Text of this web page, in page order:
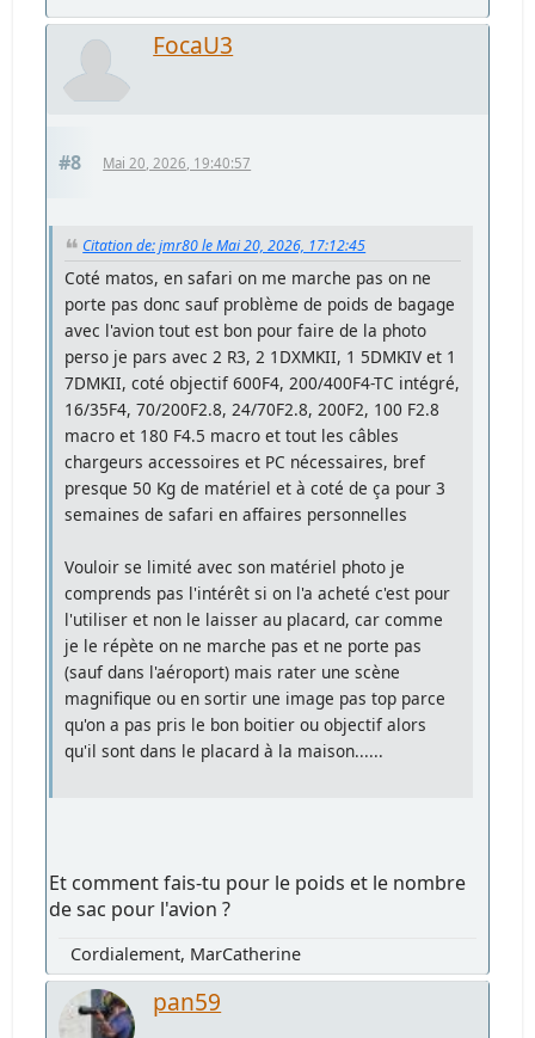
FocaU3
#8 Mai 20, 2026, 19:40:57
Citation de: jmr80 le Mai 20, 2026, 17:12:45
Coté matos, en safari on me marche pas on ne
porte pas donc sauf problème de poids de bagage
avec l'avion tout est bon pour faire de la photo
perso je pars avec 2 R3, 2 1DXMKII, 1 5DMKIV et 1
7DMKII, coté objectif 600F4, 200/400F4-TC intégré,
16/35F4, 70/200F2.8, 24/70F2.8, 200F2, 100 F2.8
macro et 180 F4.5 macro et tout les câbles
chargeurs accessoires et PC nécessaires, bref
presque 50 Kg de matériel et à coté de ça pour 3
semaines de safari en affaires personnelles
Vouloir se limité avec son matériel photo je
comprends pas l'intérêt si on l'a acheté c'est pour
l'utiliser et non le laisser au placard, car comme
je le répète on ne marche pas et ne porte pas
(sauf dans l'aéroport) mais rater une scène
magnifique ou en sortir une image pas top parce
qu'on a pas pris le bon boitier ou objectif alors
qu'il sont dans le placard à la maison......
Et comment fais-tu pour le poids et le nombre
de sac pour l'avion ?
Cordialement, MarCatherine
pan59